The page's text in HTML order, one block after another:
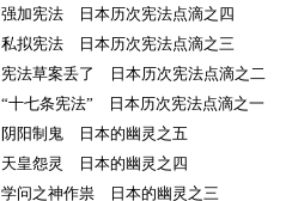
强加宪法 日本历次宪法点滴之四
私拟宪法 日本历次宪法点滴之三
宪法草案丢了 日本历次宪法点滴之二
“十七条宪法” 日本历次宪法点滴之一
阴阳制鬼 日本的幽灵之五
天皇怨灵 日本的幽灵之四
学问之神作祟 日本的幽灵之三